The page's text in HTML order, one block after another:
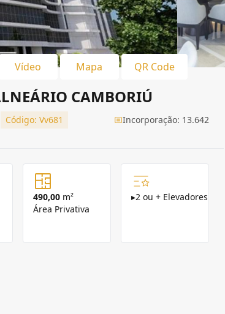
Vídeo Mapa QR Code
CAMBORIÚ
Código: Vv681 Incorporação: 13.642
490,00 m²
Área Privativa
▸2 ou + Elevadores